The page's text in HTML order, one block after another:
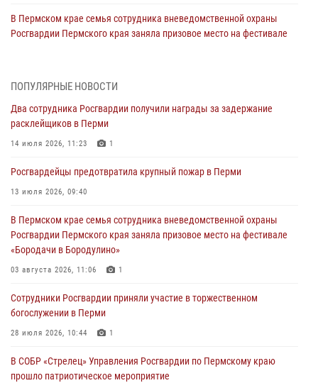
В Пермском крае семья сотрудника вневедомственной охраны
Росгвардии Пермского края заняла призовое место на фестивале
юных спортсменов
03 августа 2026, 10:59
30 июля 2026, 05:19
богослужении в Перми
28 июля 2026, 10:44
Росгвардейцы оказали силовую поддержку при задержании
28 июля 2026, 06:15
ПОПУЛЯРНЫЕ НОВОСТИ
Два сотрудника Росгвардии получили награды за задержание
расклейщиков в Перми
14 июля 2026, 11:23 1
Росгвардейцы предотвратила крупный пожар в Перми
13 июля 2026, 09:40
В Пермском крае семья сотрудника вневедомственной охраны
Росгвардии Пермского края заняла призовое место на фестивале
«Бородачи в Бородулино»
03 августа 2026, 11:06 1
Сотрудники Росгвардии приняли участие в торжественном
богослужении в Перми
28 июля 2026, 10:44 1
В СОБР «Стрелец» Управления Росгвардии по Пермскому краю
прошло патриотическое мероприятие